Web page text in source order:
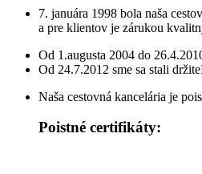
7. januára 1998 bola naša
a pre klientov je zárukou
Od 1.augusta 2004 do
Od 24.7.2012 sme sa stali
Naša cestovná kancelária je
Poistné certifikáty: